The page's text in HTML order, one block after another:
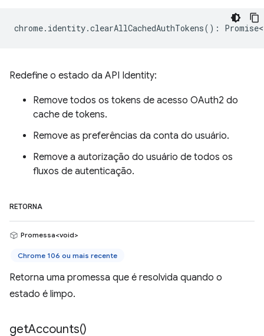
chrome. identity.clearAllCachedAuthTokens() :
Redefine o estado da API Identity:
Remove todos os tokens de acesso OAuth2 do
cache de tokens.
Remove as preferências da conta do usuário.
Remove a autorização do usuário de todos os
fluxos de autenticação.
RETORNA
Promessa<void>
Chrome 106 ou mais recente
Retorna uma promessa que é resolvida quando o
estado é limpo.
getAccounts()